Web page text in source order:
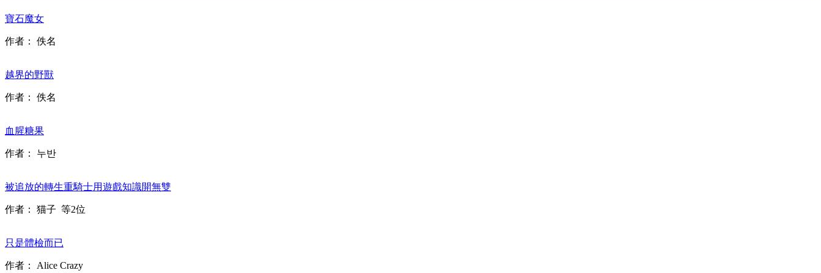
寶石魔女
作者： 佚名
越界的野獸
作者： 佚名
血腥糖果
作者： 누반
被追放的轉生重騎士用遊戲知識開無雙
作者： 猫子 等2位
只是體檢而已
作者： Alice Crazy